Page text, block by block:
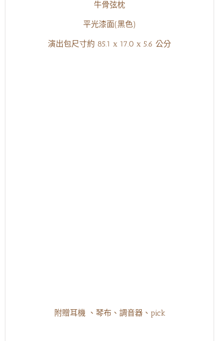
牛骨弦枕
平光漆面(黑色)
演出包尺寸約 85.1 x 17.0 x 5.6 公分
附贈耳機 、琴布、調音器、pick